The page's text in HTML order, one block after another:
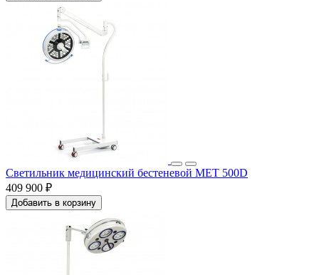
Светильник медицинский бестеневой МЕТ 500D
409 900 ₽
Добавить в корзину